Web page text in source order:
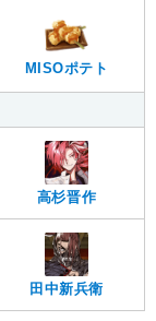
MISOポテト
高杉晋作
田中新兵衛